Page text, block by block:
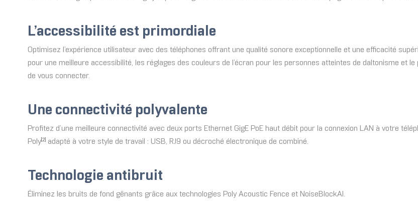
L’accessibilité est primordiale
Optimisez l’expérience utilisateur avec des téléphones offrant une qualité sonore exceptionnelle et une efficacité
pour une meilleure accessibilité, les réglages des couleurs de l’écran pour les personnes atteintes de daltonisme et
de vous connecter.
Une connectivité polyvalente
Profitez d’une meilleure connectivité avec deux ports Ethernet GigE PoE haut débit pour la connexion LAN à votre
Poly [2] adapté à votre style de travail : USB, RJ9 ou décroché électronique de combiné.
Technologie antibruit
Éliminez les bruits de fond gênants grâce aux technologies Poly Acoustic Fence et NoiseBlockAI.